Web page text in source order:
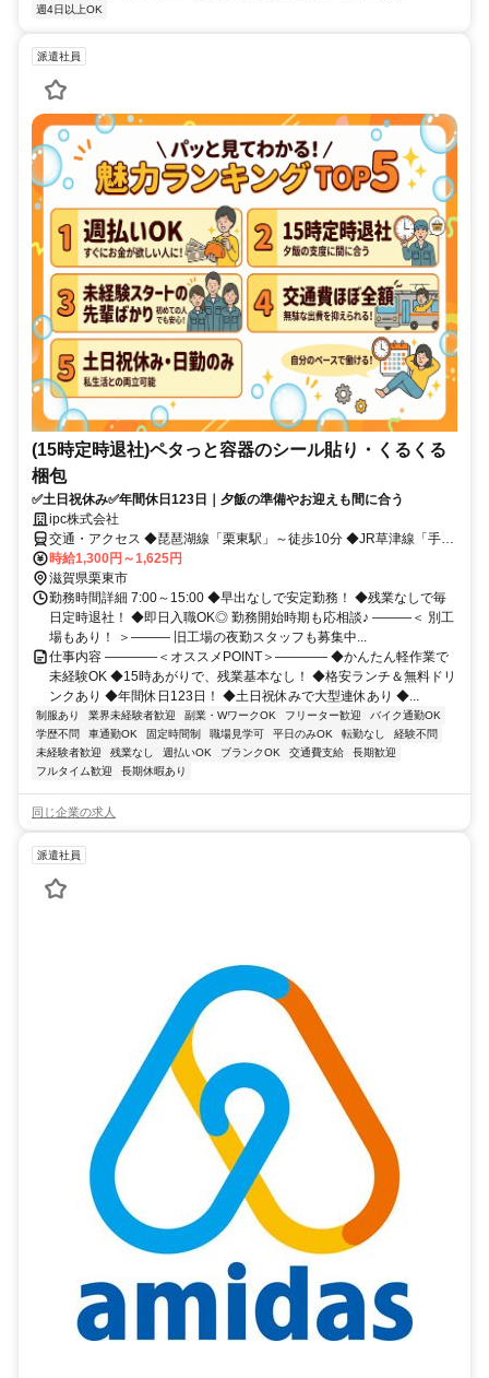
週4日以上OK
派遣社員
(15時定時退社)ペタっと容器のシール貼り・くるくる
梱包
✅土日祝休み✅年間休日123日｜夕飯の準備やお迎えも間に合う
ipc株式会社
交通・アクセス ◆琵琶湖線「栗東駅」～徒歩10分 ◆JR草津線「手原
駅」～徒歩10分 ◆JR琵琶湖線「草津駅」～車10分
時給1,300円～1,625円
滋賀県栗東市
勤務時間詳細 7:00～15:00 ◆早出なしで安定勤務！ ◆残業なしで毎
日定時退社！ ◆即日入職OK◎ 勤務開始時期も応相談♪ ―――＜ 別工
場もあり！ ＞――― 旧工場の夜勤スタッフも募集中...
仕事内容 ――――＜オススメPOINT＞―――― ◆かんたん軽作業で
未経験OK ◆15時あがりで、残業基本なし！ ◆格安ランチ＆無料ドリ
ンクあり ◆年間休日123日！ ◆土日祝休みで大型連休あり ◆...
制服あり 業界未経験者歓迎 副業・WワークOK フリーター歓迎
バイク通勤OK
学歴不問
車通勤OK 固定時間制 職場見学可 平日のみOK 転勤なし
経験不問
未経験者歓迎
残業なし 週払いOK ブランクOK 交通費支給
長期歓迎
フルタイム歓迎
長期休暇あり
同じ企業の求人
派遣社員